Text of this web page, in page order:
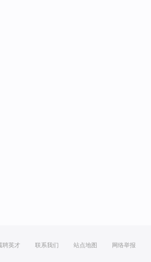
聘英才 联系我们 站点地图 网络举报